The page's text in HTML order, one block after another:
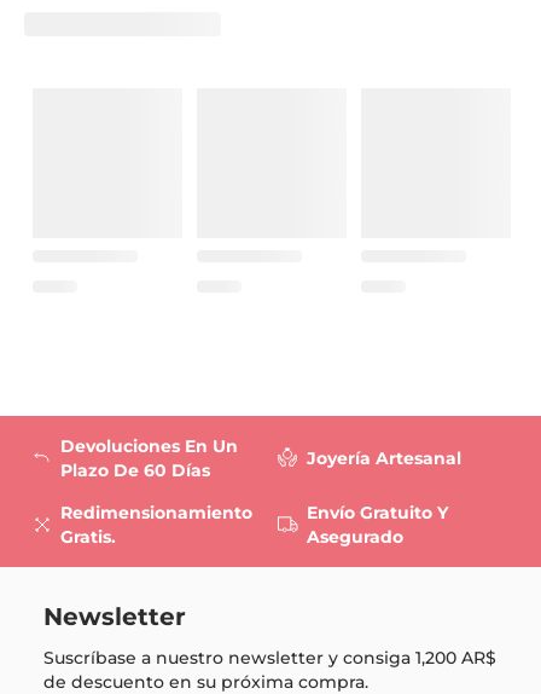
Devoluciones En Un
Plazo De 60 Días
Redimensionamiento
Gratis.
Joyería Artesanal
Envío Gratuito Y
Asegurado
Newsletter
Suscríbase a nuestro newsletter y consiga1,200 AR$
de descuento en su próxima compra.